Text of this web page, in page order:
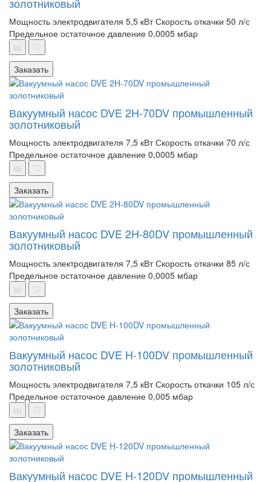
золотниковый
Мощность электродвигателя 5,5 кВт Скорость откачки 50 л/с
Предельное остаточное давление 0,0005 мбар
Заказать
Вакуумный насос DVE 2H-70DV промышленный
золотниковый
Мощность электродвигателя 7,5 кВт Скорость откачки 70 л/с
Предельное остаточное давление 0,0005 мбар
Заказать
Вакуумный насос DVE 2H-80DV промышленный
золотниковый
Мощность электродвигателя 7,5 кВт Скорость откачки 85 л/с
Предельное остаточное давление 0,0005 мбар
Заказать
Вакуумный насос DVE H-100DV промышленный
золотниковый
Мощность электродвигателя 7,5 кВт Скорость откачки 105 л/с
Предельное остаточное давление 0,005 мбар
Заказать
Вакуумный насос DVE H-120DV промышленный